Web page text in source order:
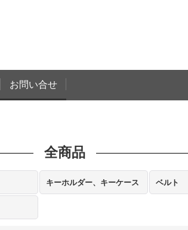
お問い合せ
全商品
キーホルダー、キーケース ベルト